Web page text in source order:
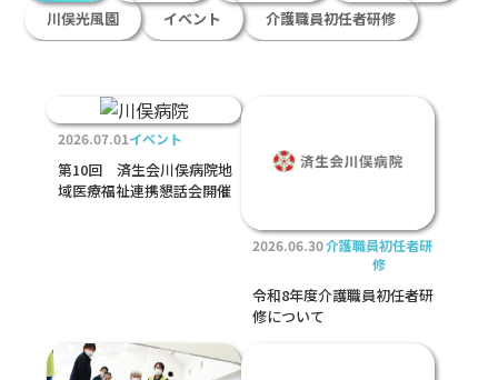
川俣光風園
イベント 介護職員初任者研修
2026.07.01イベント
第10回 済生会川俣病院地
域医療福祉連携懇話会開催
2026.06.30介護職員初任者研
修
令和8年度介護職員初任者研
修について